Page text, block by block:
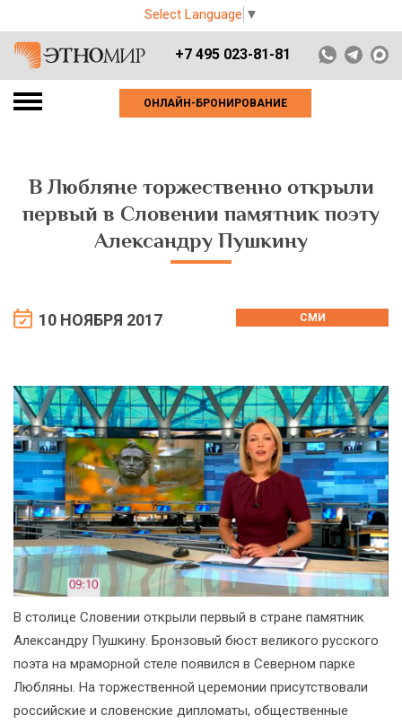
Select Language ▼
+7 495 023-81-81
ОНЛАЙН-БРОНИРОВАНИЕ
В Любляне торжественно открыли
первый в Словении памятник поэту
Александру Пушкину
10 НОЯБРЯ 2017 СМИ
В столице Словении открыли первый в стране памятник
Александру Пушкину. Бронзовый бюст великого русского
поэта на мраморной стеле появился в Северном парке
Любляны. На торжественной церемонии присутствовали
российские и словенские дипломаты, общественные